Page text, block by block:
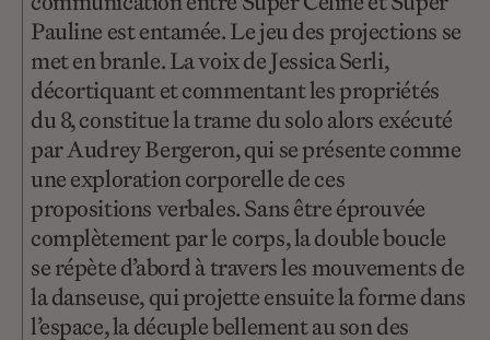
Pauline est entamée. Le jeu des projections se
met en branle. La voix de Jessica Serli,
décortiquant et commentant les propriétés
du 8, constitue la trame du solo alors exécuté
par Audrey Bergeron, qui se présente comme
une exploration corporelle de ces
propositions verbales. Sans être éprouvée
complètement par le corps, la double boucle
se répète d’abord à travers les mouvements de
la danseuse, qui projette ensuite la forme dans
l’espace, la décuple bellement au son des